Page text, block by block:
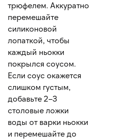
трюфелем. Аккуратно
перемешайте
силиконовой
лопаткой, чтобы
каждый ньокки
покрылся соусом.
Если соус окажется
слишком густым,
добавьте 2–3
столовые ложки
воды от варки ньокки
и перемешайте до